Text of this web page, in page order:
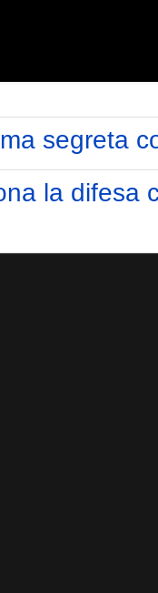
segreta
la difesa